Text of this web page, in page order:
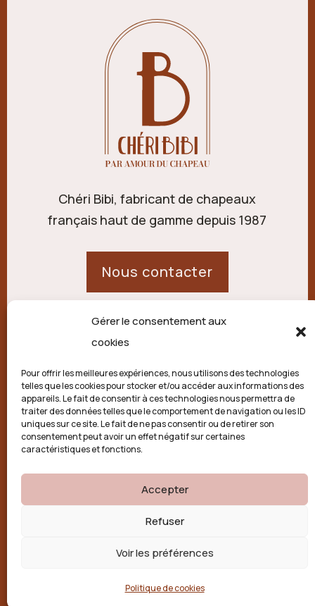
Gérer le consentement aux
cookies
Pour offrir les meilleures expériences, nous utilisons des technologies
telles que les cookies pour stocker et/ou accéder aux informations des
appareils. Le fait de consentir à ces technologies nous permettra de
traiter des données telles que le comportement de navigation ou les ID
uniques sur ce site. Le fait de ne pas consentir ou de retirer son
consentement peut avoir un effet négatif sur certaines
caractéristiques et fonctions.
Accepter
Refuser
Voir les préférences
Politique de cookies
Chéri Bibi, fabricant de chapeaux
français haut de gamme depuis 1987
Nous contacter
21 route de Palisse,
Politique de confidentialité
Conditions générales